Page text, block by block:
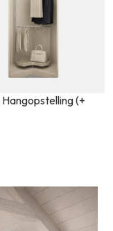
Hangopstelling (+